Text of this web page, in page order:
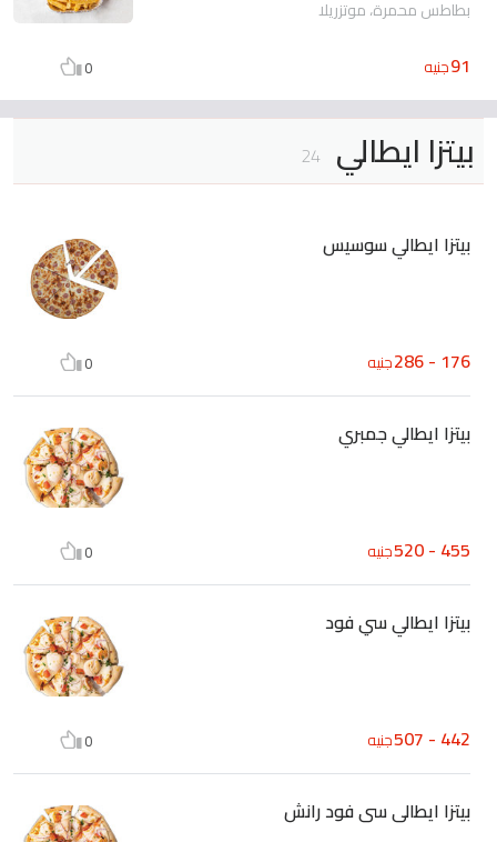
بطاطس محمرة، موتزريلا
91جنيه 0
بيتزا ايطالي 24
بيتزا ايطالي سوسيس
176 - 286 جنيه 0
بيتزا ايطالي جمبري
455 - 520 جنيه 0
بيتزا ايطالي سي فود
442 - 507 جنيه 0
بيتزا ايطالى سى فود رانش